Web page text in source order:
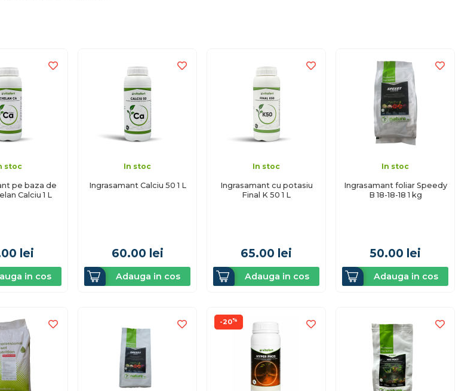
stoc
pe baza de
Calciu 1 L
lei
in cos
In stoc
Ingrasamant Calciu 50 1 L
60.00 lei
Adauga in cos
In stoc
Ingrasamant cu potasiu
Final K 50 1 L
65.00 lei
Adauga in cos
In stoc
Ingrasamant foliar Speedy
B 18-18-18 1 kg
50.00 lei
Adauga in cos
-20%